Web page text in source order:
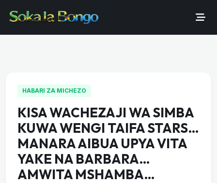
HABARI ZA MICHEZO
KISA WACHEZAJI WA SIMBA
KUWA WENGI TAIFA STARS…
MANARA AIBUA UPYA VITA
YAKE NA BARBARA…
AMWITA MSHAMBA…